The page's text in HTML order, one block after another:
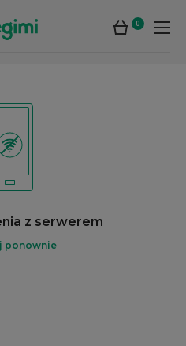
0
z serwerem
ponownie